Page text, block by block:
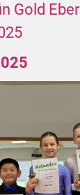
Carsten
Gold